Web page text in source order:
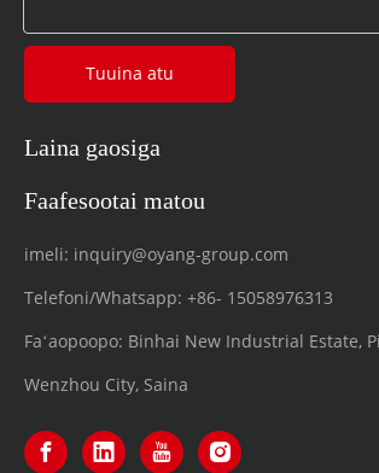
Tuuina atu
Laina gaosiga
Faafesootai matou
imeli: inquiry@oyang-group.com
Telefoni/Whatsapp: +86- 15058976313
Faʻaopoopo: Binhai New Industrial Estate,
Wenzhou City, Saina